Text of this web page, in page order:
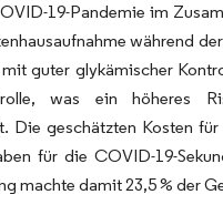
19-Pandemie im
während
guter glykämischer
was ein höheres
Die geschätzten Kosten
für die COVID-19-
machte damit 23,5 % der